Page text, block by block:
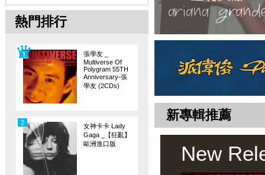
熱門排行
張學友 _
Multiverse Of
Polygram 55TH
Anniversary-張
學友 (2CDs)
女神卡卡 Lady
Gaga _【狂亂】
歐洲進口版
2 新專輯推薦
New